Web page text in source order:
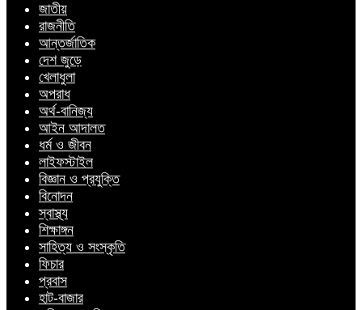
জাতীয়
রাজনীতি
আন্তর্জাতিক
দেশ জুড়ে
খেলাধুলা
অপরাধ
অর্থ-বানিজ্য
আইন আদালত
ধর্ম ও জীবন
লাইফস্টাইল
বিজ্ঞান ও প্রযুক্তি
বিনোদন
স্বাস্থ্য
শিক্ষাঙ্গন
সাহিত্য ও সংস্কৃতি
ফিচার
প্রবাস
হাট-বাজার